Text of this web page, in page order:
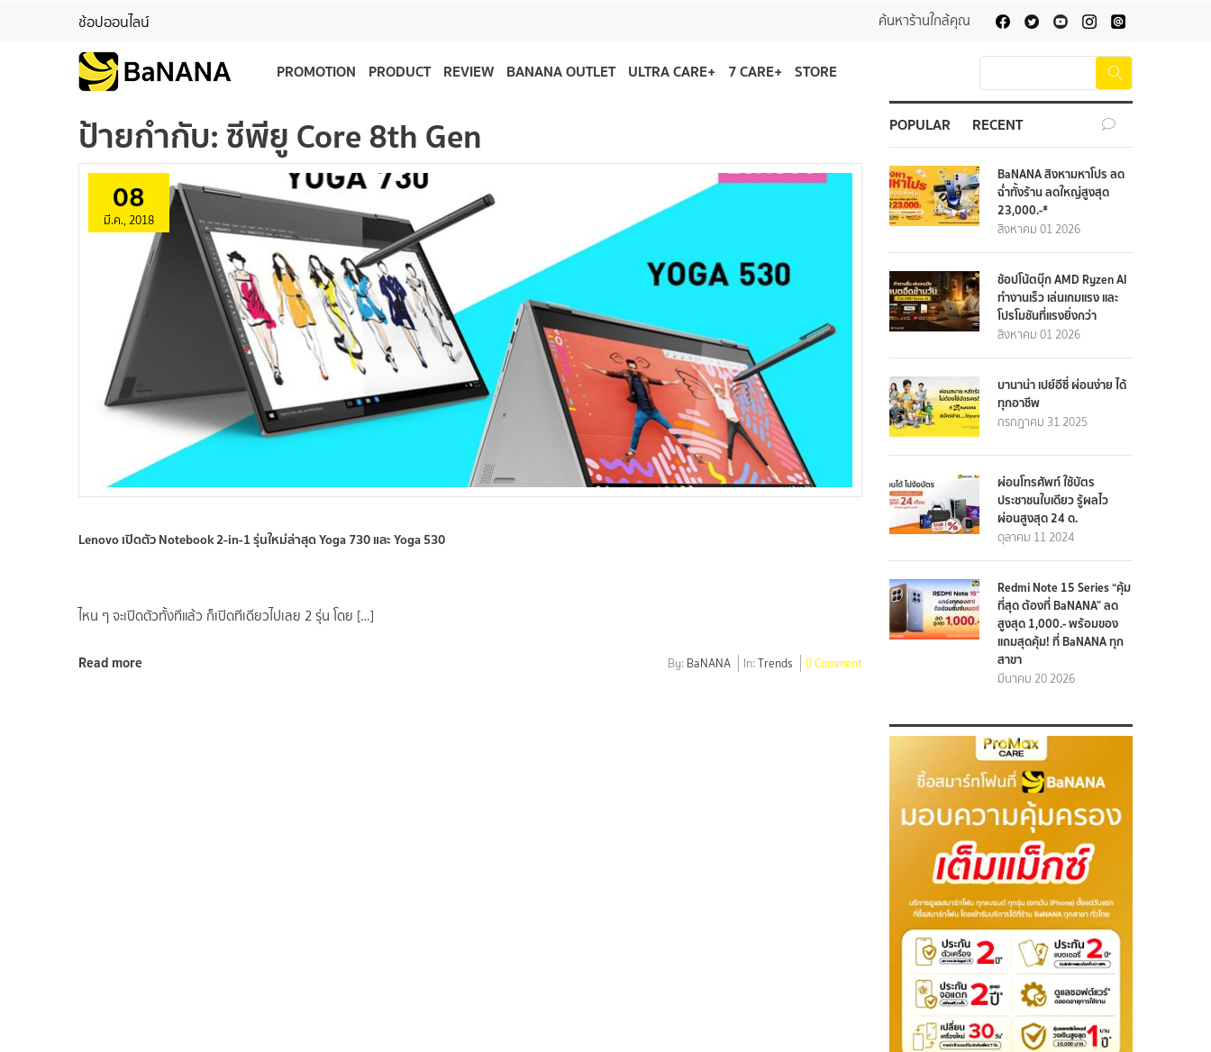
ช้อปออนไลน์ ค้นหาร้านใกล้คุณ
PROMOTION PRODUCT REVIEW BANANA OUTLET ULTRA CARE+ 7 CARE+ STORE
ป้ายกำกับ:ซีพียู Core 8th Gen
08
มี.ค., 2018
Lenovo เปิดตัว Notebook 2-in-1 รุ่นใหม่ล่าสุด Yoga 730 และ Yoga 530
ไหน ๆ จะเปิดตัวทั้งทีแล้ว ก็เปิดทีเดียวไปเลย 2 รุ่น โดย […]
Read more By: BaNANA In:Trends 0 Comment
POPULAR RECENT
BaNANA สิงหามหาโปร ลด
ฉ่ำทั้งร้าน ลดใหญ่สูงสุด
23,000.-*
สิงหาคม 01 2026
ช้อปโน้ตบุ๊ก AMD Ryzen AI
ทำงานเร็ว เล่นเกมแรง และ
โปรโมชันที่แรงยิ่งกว่า
สิงหาคม 01 2026
บานาน่า เปย์อีซี่ ผ่อนง่าย ได้
ทุกอาชีพ
กรกฎาคม 31 2025
ผ่อนโทรศัพท์ ใช้บัตร
ประชาชนใบเดียว รู้ผลไว
ผ่อนสูงสุด 24 ด.
ตุลาคม 11 2024
Redmi Note 15 Series “คุ้ม
ที่สุด ต้องที่ BaNANA” ลด
สูงสุด 1,000.- พร้อมของ
แถมสุดคุ้ม! ที่ BaNANA ทุก
สาขา
มีนาคม 20 2026